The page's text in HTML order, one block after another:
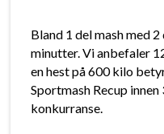
Bland 1 del mash med
minutter. Vi anbefaler
en hest på 600 kilo
Sportmash Recup
konkurranse.